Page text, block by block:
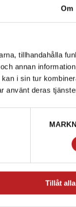
Om
tillhandahålla
annan
i sin tur
använt deras
Tillåt alla